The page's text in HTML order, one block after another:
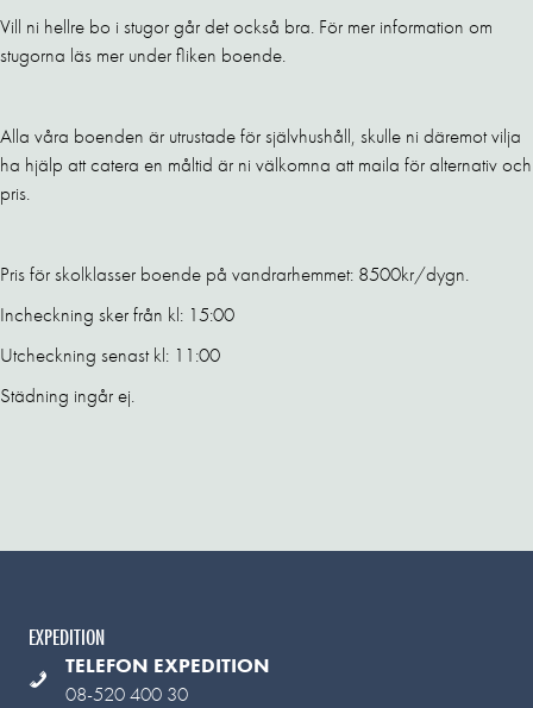
Vill ni hellre bo i stugor går det också bra. För mer information om
stugorna läs mer under fliken boende.
Alla våra boenden är utrustade för självhushåll, skulle ni däremot vilja
ha hjälp att catera en måltid är ni välkomna att maila för alternativ och
pris.
Pris för skolklasser boende på vandrarhemmet: 8500kr/dygn.
Incheckning sker från kl: 15:00
Utcheckning senast kl: 11:00
Städning ingår ej.
EXPEDITION
TELEFON EXPEDITION
08-520 400 30